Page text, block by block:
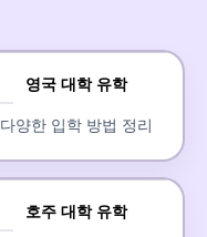
영국 대학 유학
다양한 입학 방법 정리
호주 대학 유학